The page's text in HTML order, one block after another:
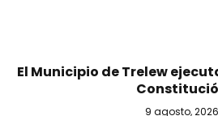
El Municipio de Trelew
9 agosto, 2026